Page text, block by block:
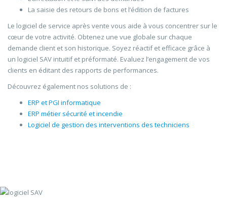
La saisie des retours de bons et l’édition de factures
Le logiciel de service après vente vous aide à vous concentrer sur le
cœur de votre activité. Obtenez une vue globale sur chaque
demande client et son historique. Soyez réactif et efficace grâce à
un logiciel SAV intuitif et préformaté. Evaluez l’engagement de vos
clients en éditant des rapports de performances.
Découvrez également nos solutions de :
ERP et PGI informatique
ERP métier sécurité et incendie
Logiciel de gestion des interventions des techniciens